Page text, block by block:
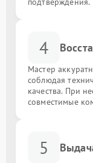
4
Мастер
соблюдая
качества. При
совместимые
5